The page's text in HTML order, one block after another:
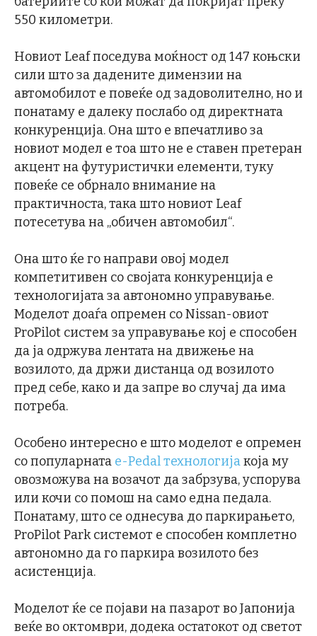
550 километри.
Новиот Leaf поседува моќност од 147 коњски
сили што за дадените димензии на
автомобилот е повеќе од задоволително, но и
понатаму е далеку послабо од директната
конкуренција. Она што е впечатливо за
новиот модел е тоа што не е ставен претеран
акцент на футуристички елементи, туку
повеќе се обрнало внимание на
практичноста, така што новиот Leaf
потесетува на „обичен автомобил“.
Она што ќе го направи овој модел
компетитивен со својата конкуренција е
технологијата за автономно управување.
Моделот доаѓа опремен со Nissan-овиот
ProPilot систем за управување кој е способен
да ја одржува лентата на движење на
возилото, да држи дистанца од возилото
пред себе, како и да запре во случај да има
потреба.
Особено интересно е што моделот е опремен
со популарната e-Pedal технологијакоја му
овозможува на возачот да забрзува, успорува
или кочи со помош на само една педала.
Понатаму, што се однесува до паркирањето,
ProPilot Park системот е способен комплетно
автономно да го паркира возилото без
асистенција.
Моделот ќе се појави на пазарот во Јапонија
веќе во октомври, додека остатокот од светот